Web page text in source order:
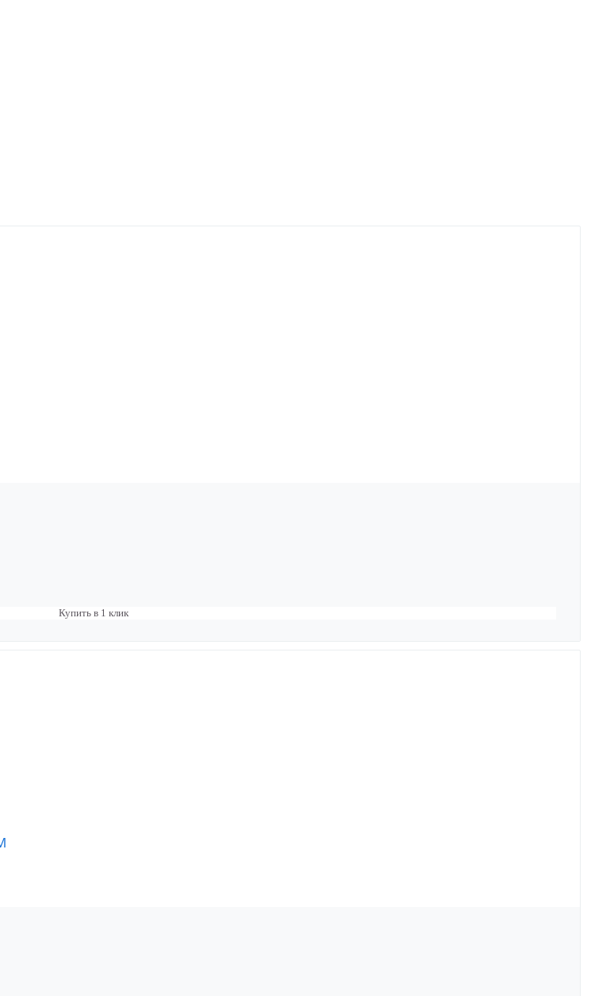
Купить в 1 клик